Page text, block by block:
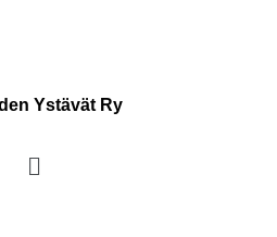
Ystävät Ry